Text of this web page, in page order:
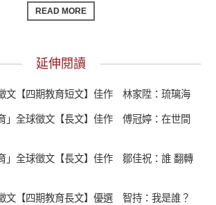
READ MORE
延伸閱讀
文【四期教育短文】佳作 林家陞：琉璃海
」全球徵文【長文】佳作 傅冠婷：在世間
」全球徵文【長文】佳作 鄒佳祝：誰 翻轉
文【四期教育長文】優選 智持：我是誰？